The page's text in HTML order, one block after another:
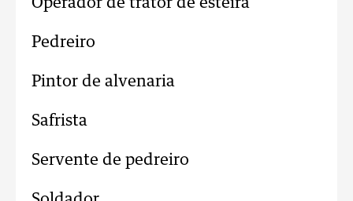
Operador de trator de esteira
Pedreiro
Pintor de alvenaria
Safrista
Servente de pedreiro